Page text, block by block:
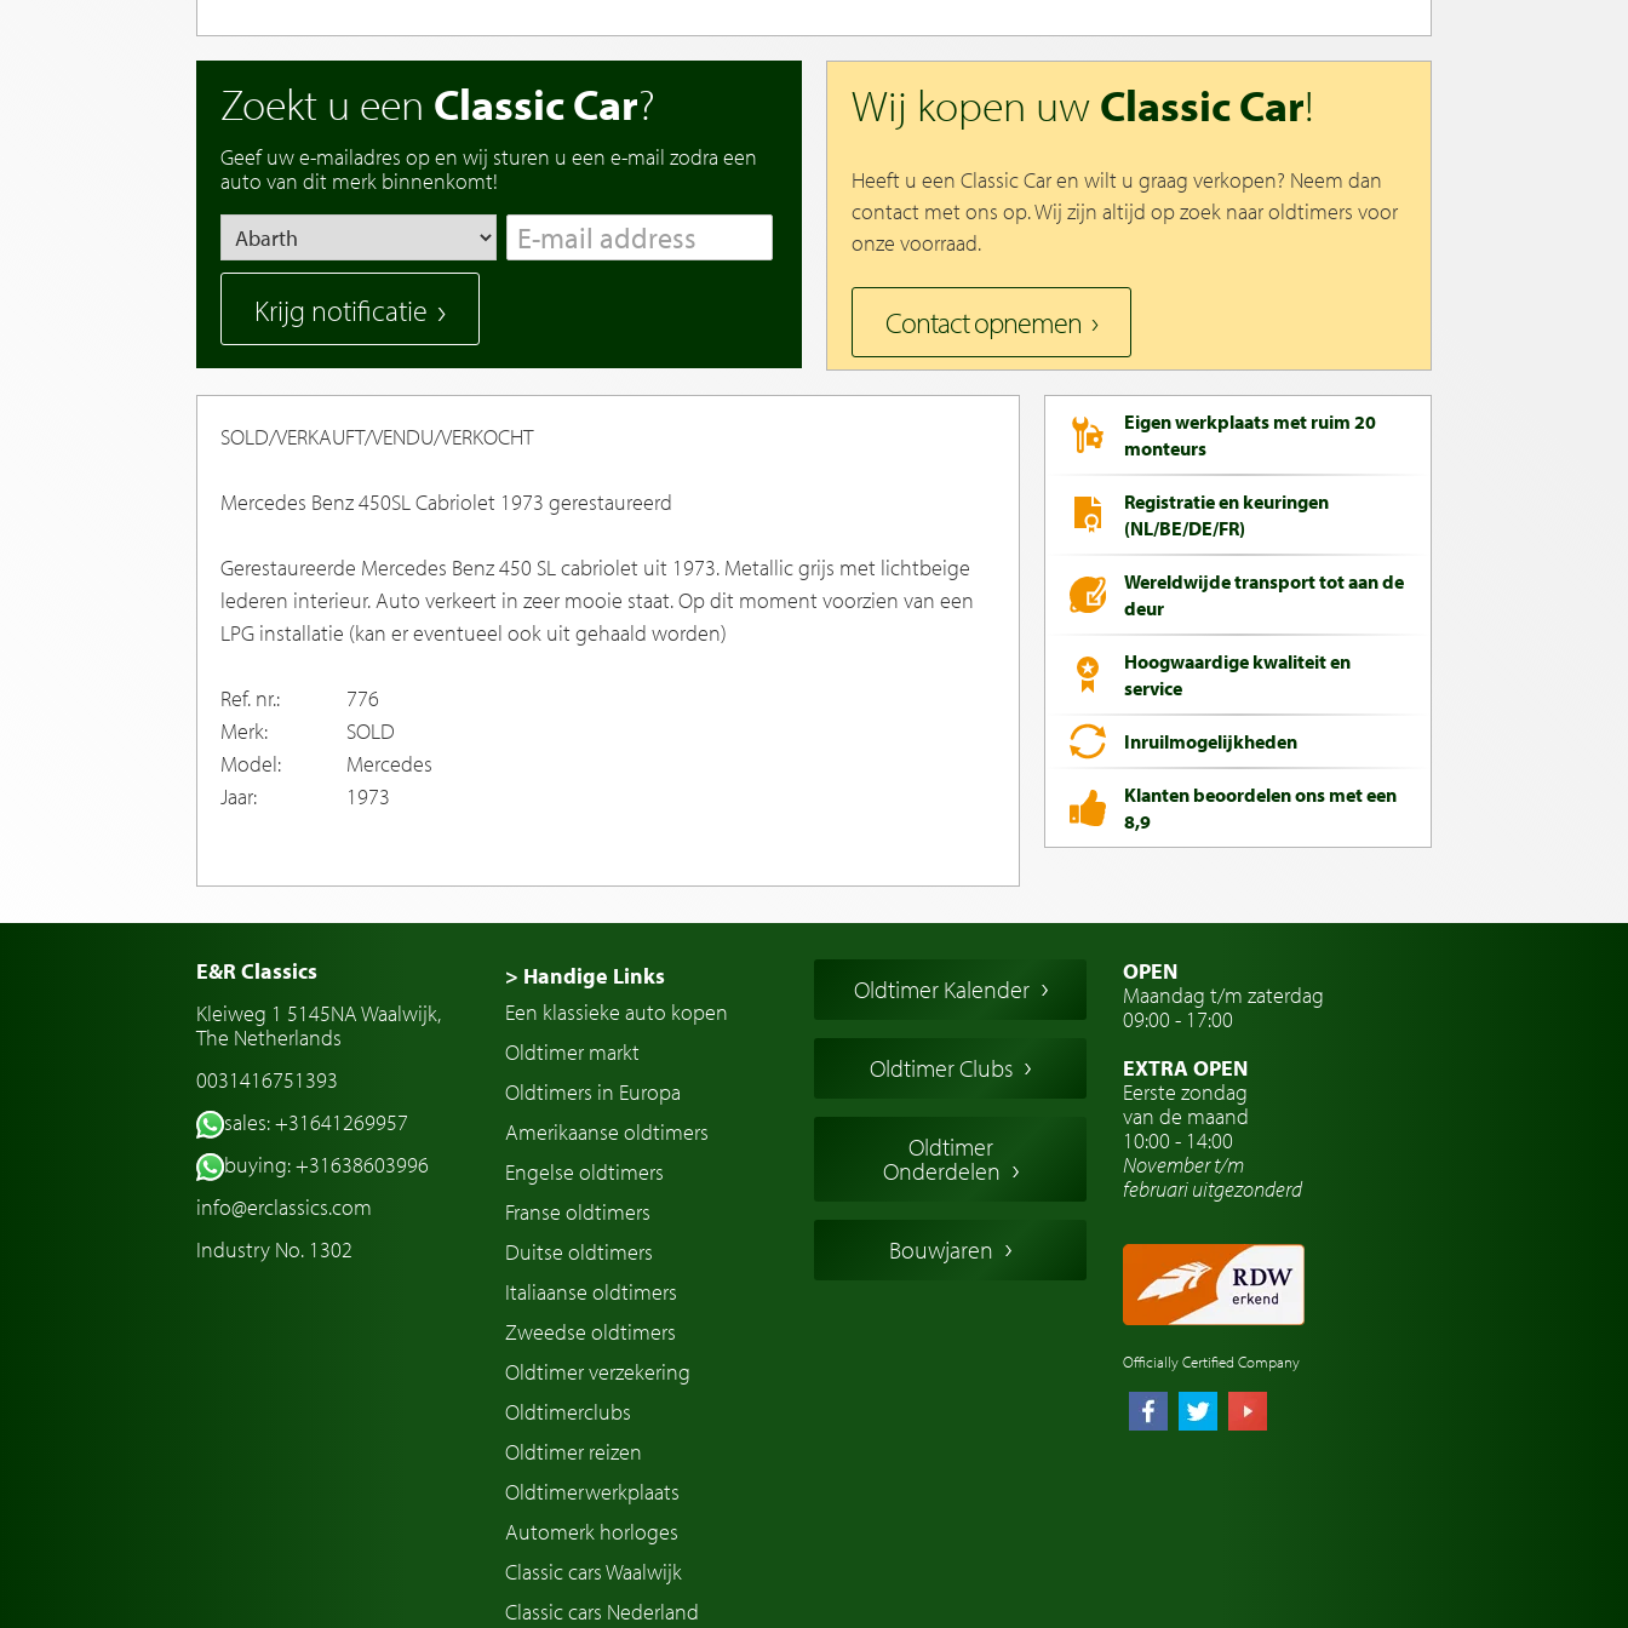
Zoekt u een Classic Car?
Geef uw e-mailadres op en wij sturen u een e-mail zodra een
auto van dit merk binnenkomt!
Krijg notificatie
Wij kopen uwClassic Car!
Heeft u een Classic Car en wilt u graag verkopen? Neem dan
contact met ons op. Wij zijn altijd op zoek naar oldtimers voor
onze voorraad.
Contact opnemen
SOLD/VERKAUFT/VENDU/VERKOCHT
Mercedes Benz 450SL Cabriolet 1973 gerestaureerd
Gerestaureerde Mercedes Benz 450 SL cabriolet uit 1973. Metallic grijs met lichtbeige
lederen interieur. Auto verkeert in zeer mooie staat. Op dit moment voorzien van een
LPG installatie (kan er eventueel ook uit gehaald worden)
Ref. nr.:
776
Merk:
SOLD
Model:
Mercedes
Jaar:
1973
Eigen werkplaats met ruim 20
monteurs
Registratie en keuringen
(NL/BE/DE/FR)
Wereldwijde transport tot aan de
deur
Hoogwaardige kwaliteit en
service
Inruilmogelijkheden
Klanten beoordelen ons met een
8,9
E&R Classics
Kleiweg 1 5145NA Waalwijk,
The Netherlands
0031416751393
sales: +31641269957
buying: +31638603996
info@erclassics.com
Industry No. 1302
> Handige Links
Een klassieke auto kopen
Oldtimer markt
Oldtimers in Europa
Amerikaanse oldtimers
Engelse oldtimers
Franse oldtimers
Duitse oldtimers
Italiaanse oldtimers
Zweedse oldtimers
Oldtimer verzekering
Oldtimerclubs
Oldtimer reizen
Oldtimerwerkplaats
Automerk horloges
Classic cars Waalwijk
Classic cars Nederland
Oldtimer Kalender
Oldtimer Clubs
Oldtimer
Onderdelen
Bouwjaren
OPEN
Maandag t/m zaterdag
09:00 - 17:00
EXTRA OPEN
Eerste zondag
van de maand
10:00 - 14:00
November t/m
februariuitgezonderd
Officially Certified Company